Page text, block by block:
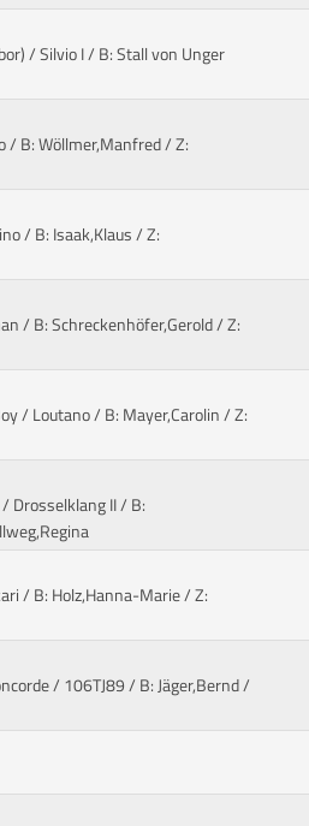
/ Silvio I/ B: Stall von Unger
/ B: Wöllmer,Manfred / Z:
/ B: Isaak,Klaus / Z:
/ B: Schreckenhöfer,Gerold / Z:
/ Loutano/ B: Mayer,Carolin / Z:
Drosselklang II/ B:
/ B: Holz,Hanna-Marie / Z:
/ 106TJ89 / B: Jäger,Bernd /